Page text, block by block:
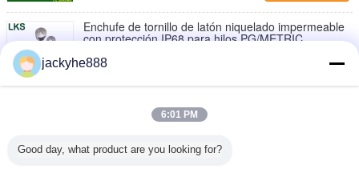
Enchufe de tornillo de latón niquelado impermeable
con protección IP68 para hilos PG/METRIC
clasificación IP68 y rosca métrica para entrada de
cables eléctricos
Glándula del cable espiral de latón Tipo PG/METRIC
jackyhe888
6:01 PM
Good day, what product are you looking for?